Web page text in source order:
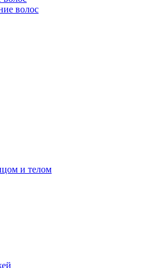
волос
и телом